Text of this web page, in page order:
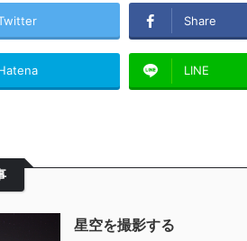
Share
LINE
星空を撮影する